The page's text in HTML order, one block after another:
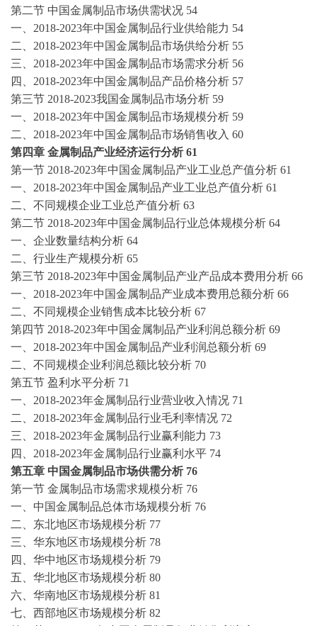
第二节 中国金属制品市场供需状况 54
一、 2018-2023年中国金属制品行业供给能力 54
二、 2018-2023年中国金属制品市场供给分析 55
三、 2018-2023年中国金属制品市场需求分析 56
四、 2018-2023年中国金属制品产品价格分析 57
第三节 2018-2023我国金属制品市场分析 59
一、 2018-2023年中国金属制品市场规模分析 59
二、 2018-2023年中国金属制品市场销售收入 60
第四章 金属制品产业经济运行分析 61
第一节 2018-2023年中国金属制品产业工业总产值分析 61
一、 2018-2023年中国金属制品产业工业总产值分析 61
二、不同规模企业工业总产值分析 63
第二节 2018-2023年中国金属制品行业总体规模分析 64
一、企业数量结构分析 64
二、行业生产规模分析 65
第三节 2018-2023年中国金属制品产业产品成本费用分析 66
一、 2018-2023年中国金属制品产业成本费用总额分析 66
二、不同规模企业销售成本比较分析 67
第四节 2018-2023年中国金属制品产业利润总额分析 69
一、 2018-2023年中国金属制品产业利润总额分析 69
二、不同规模企业利润总额比较分析 70
第五节 盈利水平分析 71
一、 2018-2023年金属制品行业营业收入情况 71
二、 2018-2023年金属制品行业毛利率情况 72
三、 2018-2023年金属制品行业赢利能力 73
四、 2018-2023年金属制品行业赢利水平 74
第五章 中国金属制品市场供需分析 76
第一节 金属制品市场需求规模分析 76
一、中国金属制品总体市场规模分析 76
二、东北地区市场规模分析 77
三、华东地区市场规模分析 78
四、华中地区市场规模分析 79
五、华北地区市场规模分析 80
六、华南地区市场规模分析 81
七、西部地区市场规模分析 82